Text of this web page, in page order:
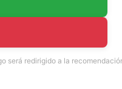
será redirigido a la